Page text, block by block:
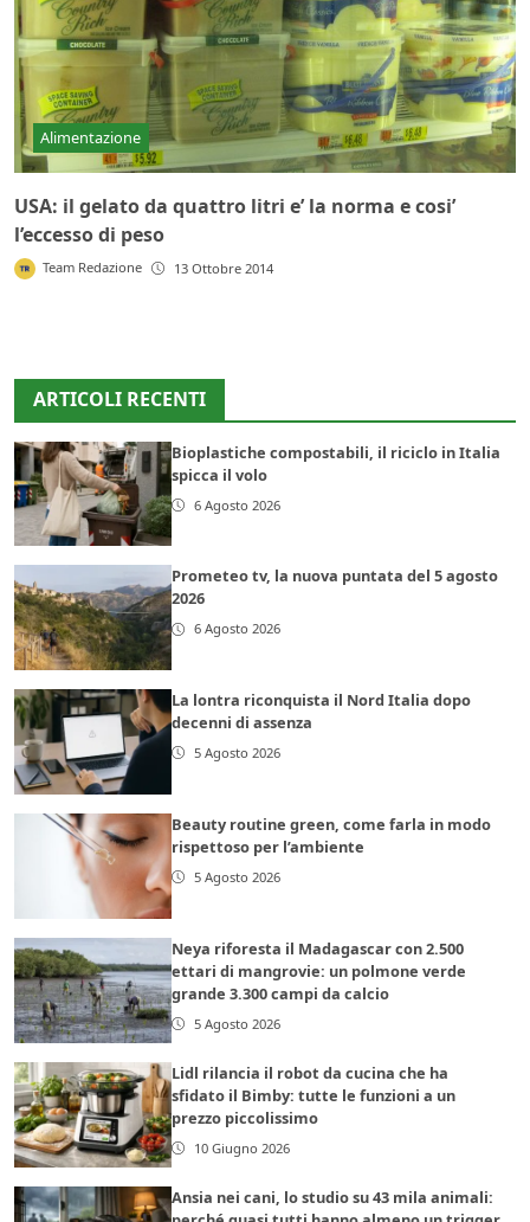
Alimentazione
USA: il gelato da quattro litri e’ la norma e cosi’
l’eccesso di peso
Team Redazione 13 Ottobre 2014
ARTICOLI RECENTI
Bioplastiche compostabili, il riciclo in Italia
spicca il volo
6 Agosto 2026
Prometeo tv, la nuova puntata del 5 agosto
2026
6 Agosto 2026
La lontra riconquista il Nord Italia dopo
decenni di assenza
5 Agosto 2026
Beauty routine green, come farla in modo
rispettoso per l’ambiente
5 Agosto 2026
Neya riforesta il Madagascar con 2.500
ettari di mangrovie: un polmone verde
grande 3.300 campi da calcio
5 Agosto 2026
Lidl rilancia il robot da cucina che ha
sfidato il Bimby: tutte le funzioni a un
prezzo piccolissimo
10 Giugno 2026
Ansia nei cani, lo studio su 43 mila animali: